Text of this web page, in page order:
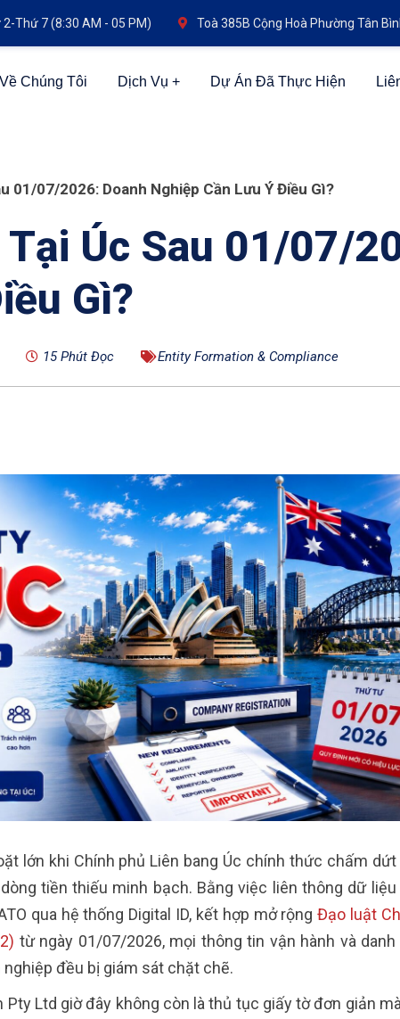
2-Thứ 7 (8:30 AM - 05 PM) Toà 385B Cộng Hoà Phường Tân
Về Chúng Tôi Dịch Vụ Dự Án Đã Thực Hiện
01/07/2026: Doanh Nghiệp Cần Lưu Ý Điều Gì?
Úc Sau 01/07/
Gì?
15 Phút Đọc Entity Formation & Compliance
lớn khi Chính phủ Liên bang Úc chính thức chấm dứt
tiền thiếu minh bạch. Bằng việc liên thông dữ liệu
qua hệ thống Digital ID, kết hợp mở rộngĐạo luật
từ ngày 01/07/2026, mọi thông tin vận hành và danh
đều bị giám sát chặt chẽ.
Ltd giờ đây không còn là thủ tục giấy tờ đơn giản